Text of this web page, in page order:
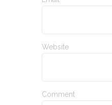
Website
Comment